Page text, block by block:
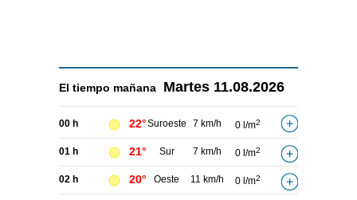
El tiempo mañana Martes 11.08.2026
00 h 22°Suroeste 7 km/h 0 l/m2
01 h 21° Sur 7 km/h 0 l/m2
02 h 20° Oeste 11 km/h 0 l/m2